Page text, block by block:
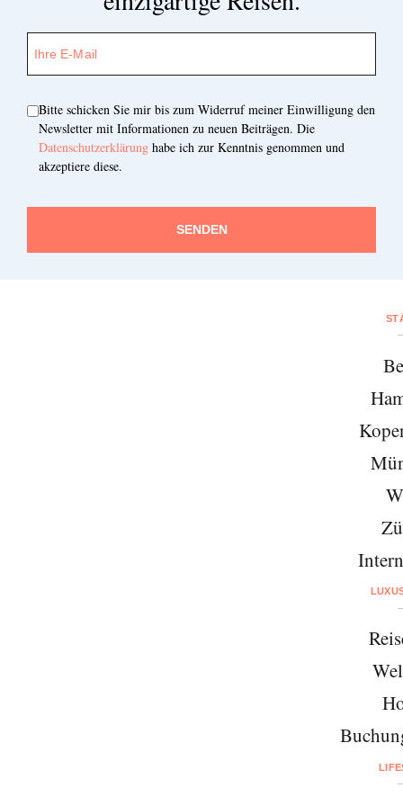
Bitte schicken Sie mir bis zum Widerruf meiner Einwilligung den
Newsletter mit Informationen zu neuen Beiträgen. Die
Datenschutzerklärung habe ich zur Kenntnis genommen und
akzeptiere diese.
SENDEN